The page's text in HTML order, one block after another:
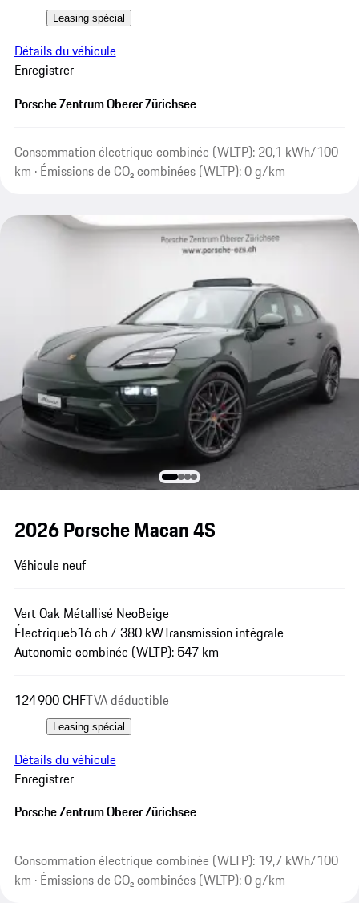
Leasing spécial
Détails du véhicule
Enregistrer
Porsche Zentrum Oberer Zürichsee
Consommation électrique combinée (WLTP): 20,1 kWh/100
km · Émissions de CO₂ combinées (WLTP): 0 g/km
2026 Porsche Macan 4S
Véhicule neuf
Vert Oak Métallisé NeoBeige
Électrique516 ch / 380 kWTransmission intégrale
Autonomie combinée (WLTP): 547 km
124 900 CHFTVA déductible
Leasing spécial
Détails du véhicule
Enregistrer
Porsche Zentrum Oberer Zürichsee
Consommation électrique combinée (WLTP): 19,7 kWh/100
km · Émissions de CO₂ combinées (WLTP): 0 g/km